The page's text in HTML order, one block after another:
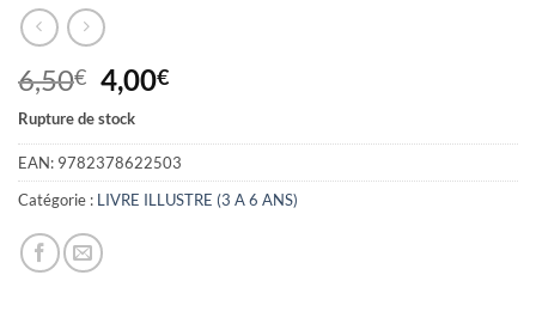
6,50€ Le
prix
initial
était :
6,50€.
4,00€Le
actuel
est :
4,00€.
Rupture de stock
EAN: 9782378622503
Catégorie : LIVRE ILLUSTRE (3 A 6 ANS)